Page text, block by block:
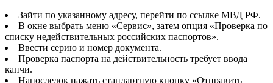
Зайти по указанному адресу, перейти по ссылке МВД РФ.
В окне выбрать меню «Сервис», затем опция «Проверка по
списку недействительных российских паспортов».
Ввести серию и номер документа.
Проверка паспорта на действительность требует ввода
капчи.
Напоследок нажать стандартную кнопку «Отправить